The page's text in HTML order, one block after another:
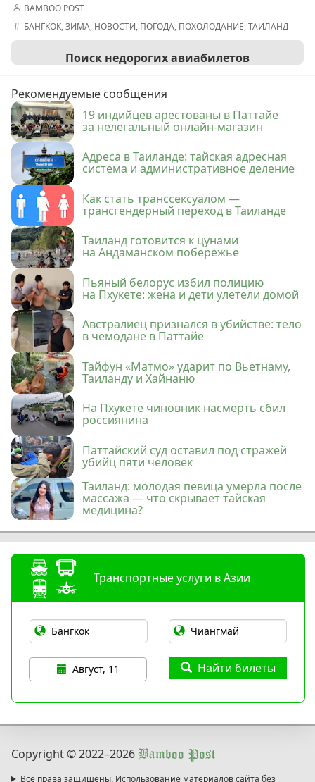
BAMBOO POST
БАНГКОК,ЗИМА, НОВОСТИ, ПОГОДА, ПОХОЛОДАНИЕ,ТАИЛАНД
Поиск недорогих авиабилетов
Рекомендуемые сообщения
19 индийцев арестованы в Паттайе
за нелегальный онлайн-магазин
Адреса в Таиланде: тайская адресная
система и административное деление
Как стать транссексуалом —
трансгендерный переход в Таиланде
Таиланд готовится к цунами
на Андаманском побережье
Пьяный белорус избил полицию
на Пхукете: жена и дети улетели домой
Австралиец признался в убийстве: тело
в чемодане в Паттайе
Тайфун «Матмо» ударит по Вьетнаму,
Таиланду и Хайнаню
На Пхукете чиновник насмерть сбил
россиянина
Паттайский суд оставил под стражей
убийц пяти человек
Таиланд: молодая певица умерла после
массажа — что скрывает тайская
медицина?
Транспортные услуги в Азии
Август, 11 Найти билеты
Copyright © 2022–2026 Bamboo Post
Все права защищены. Использование материалов сайта без